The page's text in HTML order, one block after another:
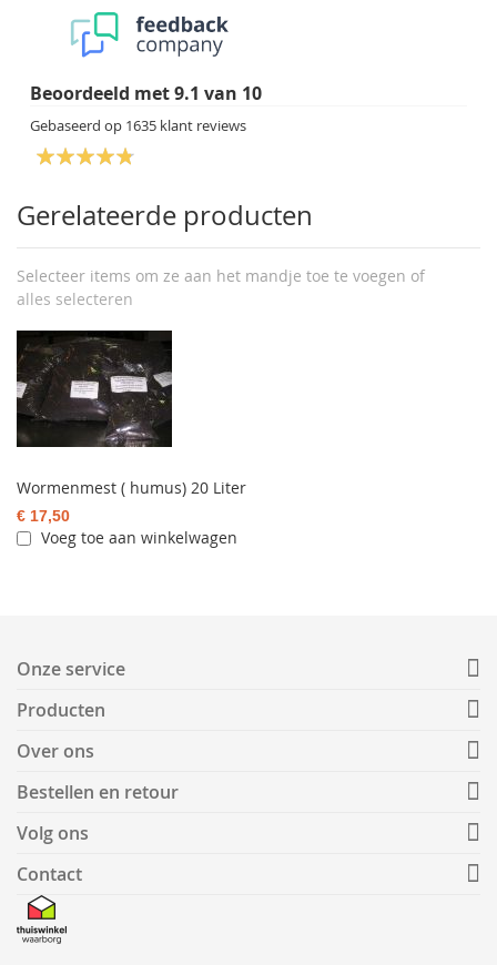
Beoordeeld met9.1 van 10
Gebaseerd op 1635 klant reviews
Gerelateerde producten
Selecteer items om ze aan het mandje toe te voegen of
alles selecteren
Wormenmest ( humus) 20 Liter
€ 17,50
Voeg toe aan winkelwagen
Onze service
Producten
Over ons
Bestellen en retour
Volg ons
Contact